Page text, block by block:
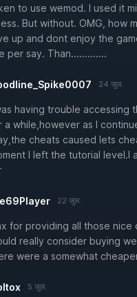
to use wemod. I used it
But without. OMG, how
up and dont enjoy the
per say. Than.............
24 जुल.
having trouble accessing
a while,however as I
cheats caused lets
I left the tutorial level.I
22 जुल.
for providing all those nice
really consider buying
were a somewhat
5 जुल.